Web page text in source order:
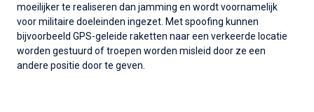
moeilijker te realiseren dan jamming en wordt voornamelijk
voor militaire doeleinden ingezet. Met spoofing kunnen
bijvoorbeeld GPS-geleide raketten naar een verkeerde locatie
worden gestuurd of troepen worden misleid door ze een
andere positie door te geven.